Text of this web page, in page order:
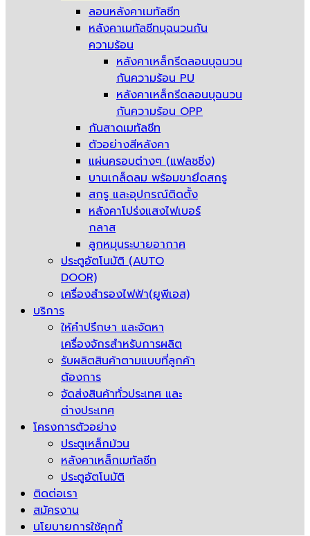
ลอนหลังคาเมทัลชีท
หลังคาเมทัลชีทบุฉนวนกัน
ความร้อน
หลังคาเหล็กรีดลอนบุฉนวน
กันความร้อน PU
หลังคาเหล็กรีดลอนบุฉนวน
กันความร้อน OPP
กันสาดเมทัลชีท
ตัวอย่างสีหลังคา
แผ่นครอบต่างๆ (แฟลชชิ่ง)
บานเกล็ดลม พร้อมขายึดสกรู
สกรู และอุปกรณ์ติดตั้ง
หลังคาโปร่งแสงไฟเบอร์
กลาส
ลูกหมุนระบายอากาศ
ประตูอัตโนมัติ (AUTO
DOOR)
เครื่องสำรองไฟฟ้า(ยูพีเอส)
บริการ
ให้คำปรึกษา และจัดหา
เครื่องจักรสำหรับการผลิต
รับผลิตสินค้าตามแบบที่ลูกค้า
ต้องการ
จัดส่งสินค้าทั่วประเทศ และ
ต่างประเทศ
โครงการตัวอย่าง
ประตูเหล็กม้วน
หลังคาเหล็กเมทัลชีท
ประตูอัตโนมัติ
ติดต่อเรา
สมัครงาน
นโยบายการใช้คุกกี้